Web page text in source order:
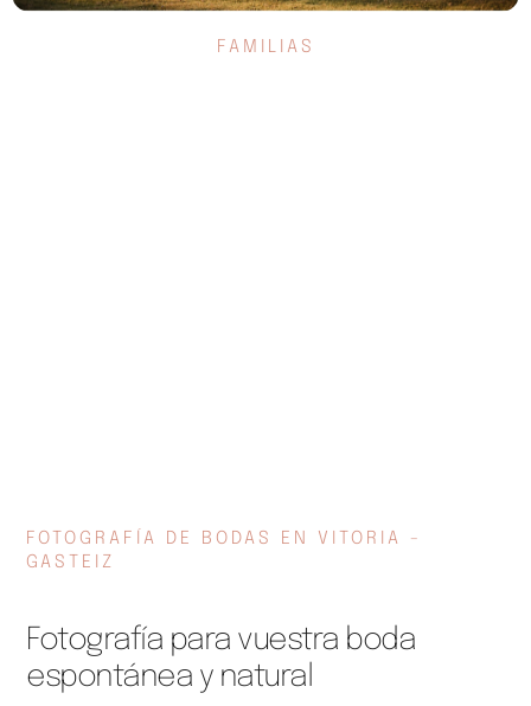
FAMILIAS
FOTOGRAFÍA DE BODAS EN VITORIA -
GASTEIZ
Fotografía para vuestra boda
espontánea y natural